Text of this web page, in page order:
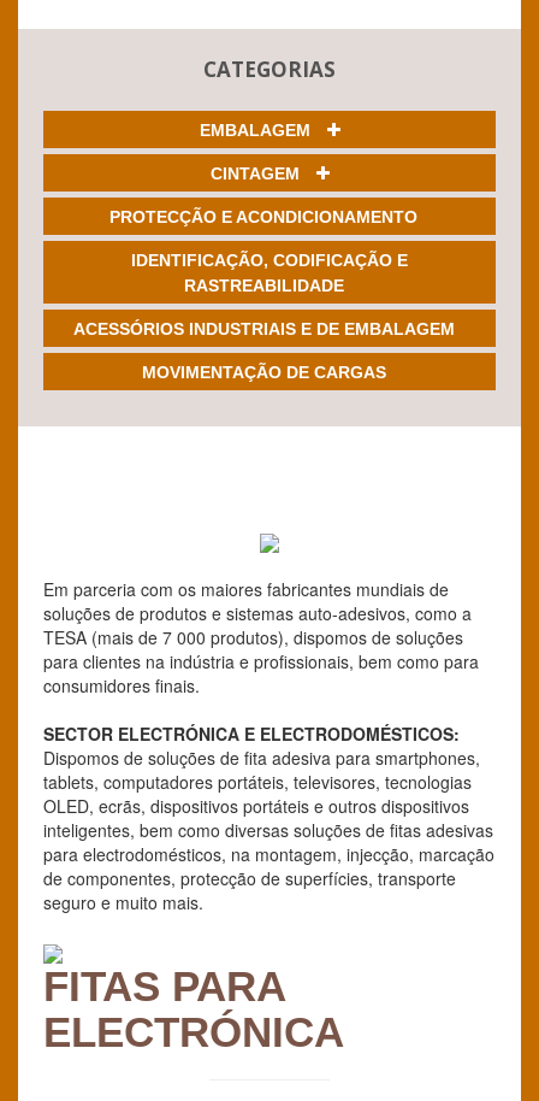
CATEGORIAS
EMBALAGEM
CINTAGEM
PROTECÇÃO E ACONDICIONAMENTO
IDENTIFICAÇÃO, CODIFICAÇÃO E
RASTREABILIDADE
ACESSÓRIOS INDUSTRIAIS E DE EMBALAGEM
MOVIMENTAÇÃO DE CARGAS
Em parceria com os maiores fabricantes mundiais de
soluções de produtos e sistemas auto-adesivos, como a
TESA (mais de 7 000 produtos), dispomos de soluções
para clientes na indústria e profissionais, bem como para
consumidores finais.
SECTOR ELECTRÓNICA E ELECTRODOMÉSTICOS:
Dispomos de soluções de fita adesiva para smartphones,
tablets, computadores portáteis, televisores, tecnologias
OLED, ecrãs, dispositivos portáteis e outros dispositivos
inteligentes, bem como diversas soluções de fitas adesivas
para electrodomésticos, na montagem, injecção, marcação
de componentes, protecção de superfícies, transporte
seguro e muito mais.
FITAS PARA
ELECTRÓNICA